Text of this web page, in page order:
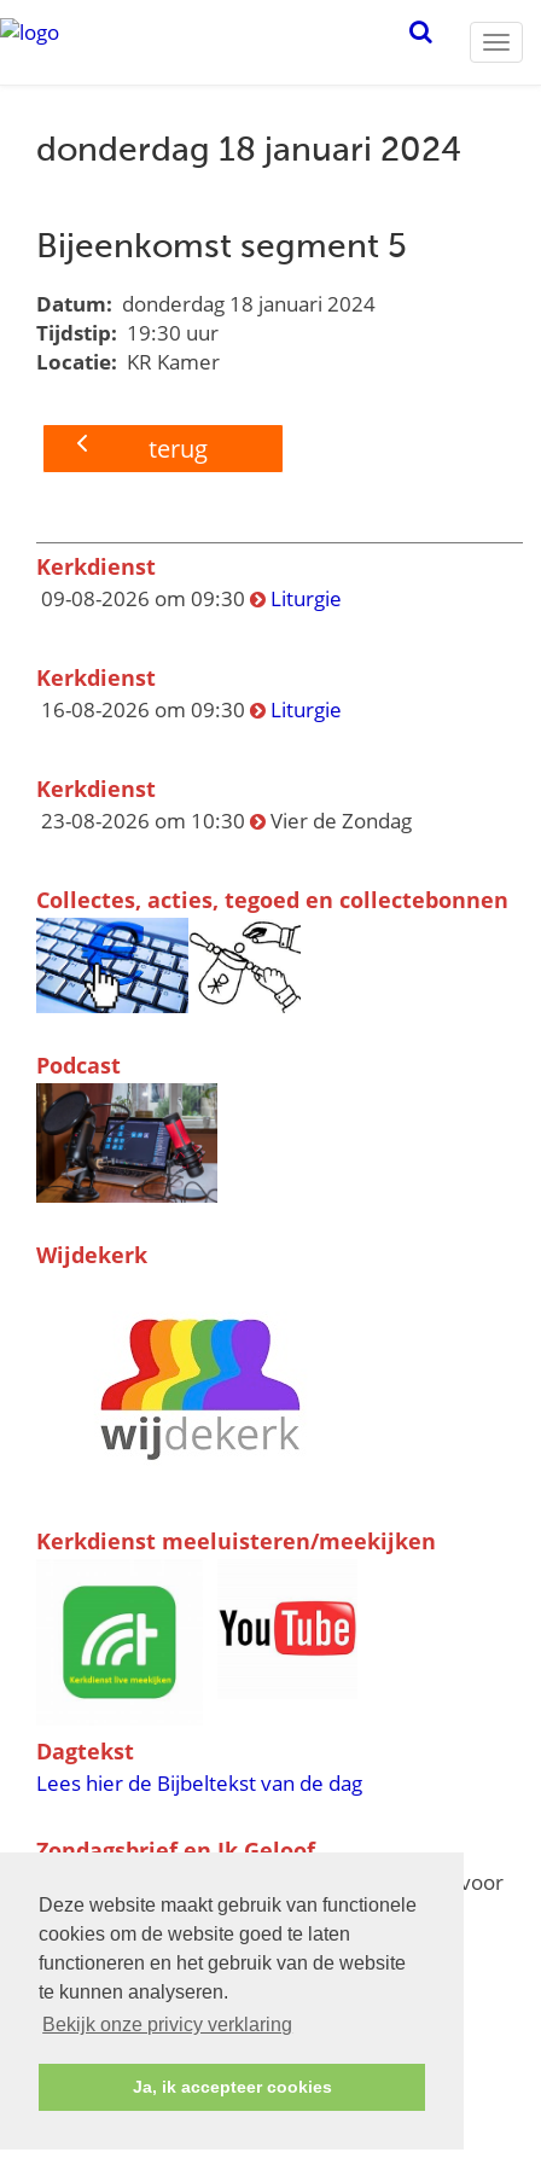
Deze website maakt gebruik van functionele
cookies om de website goed te laten
functioneren en het gebruik van de website
te kunnen analyseren.
Bekijk onze privicy verklaring
Ja, ik accepteer cookies
donderdag 18 januari 2024
Bijeenkomst segment 5
Datum: donderdag 18 januari 2024
Tijdstip: 19:30 uur
Locatie: KR Kamer
terug
Kerkdienst
09-08-2026 om 09:30 Liturgie
Kerkdienst
16-08-2026 om 09:30 Liturgie
Kerkdienst
23-08-2026 om 10:30 Vier de Zondag
Collectes, acties, tegoed en collectebonnen
Podcast
Wijdekerk
Kerkdienst meeluisteren/meekijken
Dagtekst
Lees hier de Bijbeltekst van de dag
Zondagsbrief en Ik Geloof
voor
de verschijningsdata in 2025 en 2026
Bijbelschool